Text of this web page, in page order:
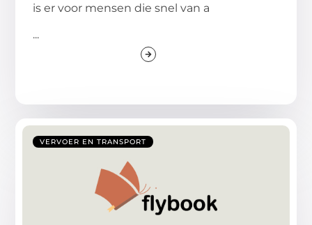
is er voor mensen die snel van a
...
VERVOER EN TRANSPORT